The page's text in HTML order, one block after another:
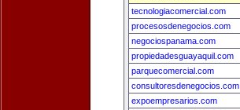
tecnologiacomercial.com
procesosdenegocios.com
negociospanama.com
propiedadesguayaquil.com
parquecomercial.com
consultoresdenegocios.com
expoempresarios.com